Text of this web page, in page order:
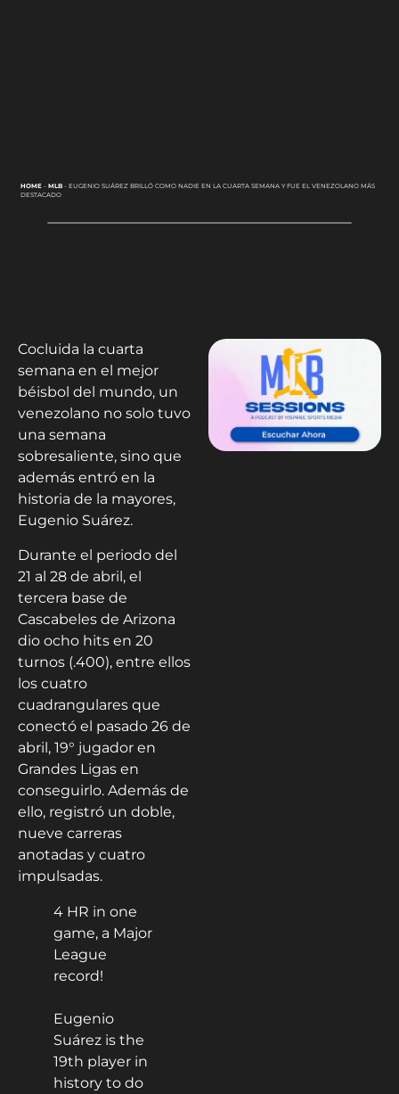
HOME- MLB- EUGENIO SUÁREZ BRILLÓ COMO NADIE EN LA CUARTA SEMANA Y FUE EL VENEZOLANO MÁS
DESTACADO
Cocluida la cuarta
semana en el mejor
béisbol del mundo, un
venezolano no solo tuvo
una semana
sobresaliente, sino que
además entró en la
historia de la mayores,
Eugenio Suárez.
Durante el periodo del
21 al 28 de abril, el
tercera base de
Cascabeles de Arizona
dio ocho hits en 20
turnos (.400), entre ellos
los cuatro
cuadrangulares que
conectó el pasado 26 de
abril, 19° jugador en
Grandes Ligas en
conseguirlo. Además de
ello, registró un doble,
nueve carreras
anotadas y cuatro
impulsadas.
4 HR in one
game, a Major
League
record!
Eugenio
Suárez is the
19th player in
history to do